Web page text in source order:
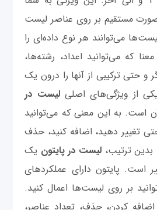
مستقیم بر روی عناصر لیست
می‌توانند هر نوع داده‌ای را
که می‌توانید اعداد، رشته‌ها،
و حتی ترکیبی از آنها را درون یک
از ویژگی‌های اصلیلیست در
است. به این معنی که می‌توانید
تغییر دهید، اضافه کنید، حذف
بدین ترتیب، لیست در پایتون یک
است. پایتون دارای عملکردهای
بر روی لیست‌ها اعمال کنید.
کردن، حذف، تعداد عناصر،